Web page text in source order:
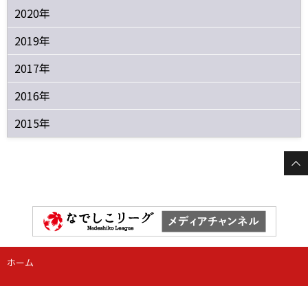
2020年
2019年
2017年
2016年
2015年
ホーム